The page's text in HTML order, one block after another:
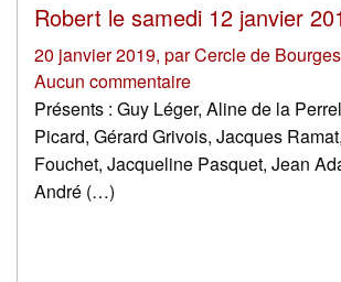
Robert le samedi 12 janvier
20 janvier 2019, parCercle de Bourges
Aucun commentaire
Présents : Guy Léger, Aline de la
Picard, Gérard Grivois, Jacques
Fouchet, Jacqueline Pasquet, Jean
André (…)